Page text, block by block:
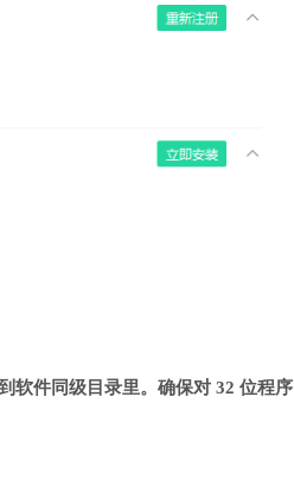
软件同级目录里。确保对 32 位程序